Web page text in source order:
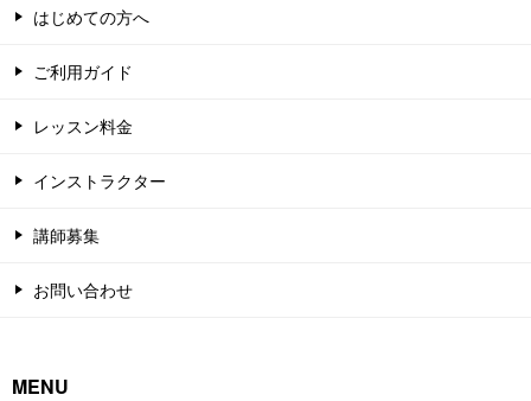
はじめての方へ
ご利用ガイド
レッスン料金
インストラクター
講師募集
お問い合わせ
MENU